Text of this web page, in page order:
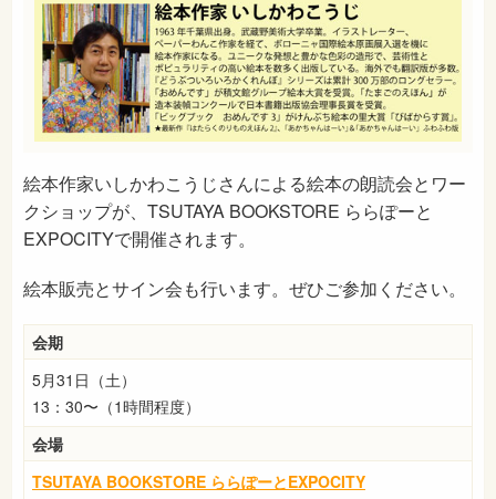
絵本作家いしかわこうじさんによる絵本の朗読会とワー
クショップが、TSUTAYA BOOKSTORE ららぽーと
EXPOCITYで開催されます。
絵本販売とサイン会も行います。 ぜひご参加ください。
会期
5月31日（土）
13：30〜（1時間程度）
会場
TSUTAYA BOOKSTORE ららぽーとEXPOCITY